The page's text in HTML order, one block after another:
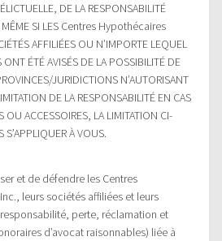
DE LA RESPONSABILITÉ
MÊME SI LES Centres Hypothécaires
AFFILIÉES OU N’IMPORTE LEQUEL
ÉTÉ AVISÉS DE LA POSSIBILITÉ DE
JURIDICTIONS N’AUTORISANT
DE LA RESPONSABILITÉ EN CAS
OU ACCESSOIRES, LA LIMITATION CI-
S’APPLIQUER À VOUS.
et de défendre les Centres
leurs sociétés affiliées et leurs
perte, réclamation et
d’avocat raisonnables) liée à